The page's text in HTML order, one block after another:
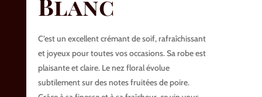
C’est un excellent crémant de soif, rafraîchissant
et joyeux pour toutes vos occasions. Sa robe est
plaisante et claire. Le nez floral évolue
subtilement sur des notes fruitées de poire.